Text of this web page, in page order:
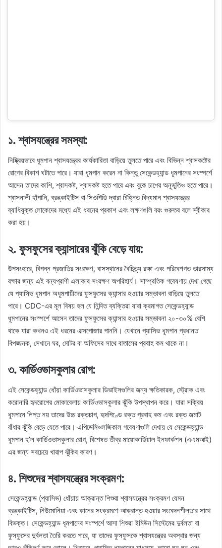
১. শ্বাসযন্ত্রের সমস্যা:
নিষ্ক্রিয়ভাবে ধূমপান শ্বাসযন্ত্রের কার্যকারিতা বাড়িয়ে তুলতে পারে এবং বিভিন্ন শ্বাসকষ্টের
রোগের বিকাশ ঘটাতে পারে। যারা ধূমপান করেন না কিন্তু সেকেন্ডহ্যান্ড ধূমপানের সংস্পর্শে
আসেন তাদের কাশি, শ্বাসকষ্ট, শ্বাসকষ্ট হতে পারে এবং বুকে চাপের অনুভূতিও হতে পারে।
শ্বাসনালী হাঁপানি, ব্রঙ্কাইটিস বা সিওপিডি দ্বারা চিহ্নিত বিদ্যমান শ্বাসযন্ত্রের
ব্যাধিযুক্ত লোকেদের মধ্যে এই ধরনের প্রকাশ এবং লক্ষণগুলি বরং গুরুতর বলে স্বীকার
করা হয়।
২. ফুসফুসের ক্যান্সারের ঝুঁকি বেড়ে যায়:
উপসংহারে, বিপন্ন প্রজাতির সংরক্ষণ, বাসস্থানের বৈচিত্র্য রক্ষা এবং পরিবেশগত ভারসাম্য
রক্ষার জন্য এই বন্যপ্রাণী এলাকার সংরক্ষণ অপরিহার্য। সাম্প্রতিক গবেষণায় দেখা গেছে
যে প্যাসিভ ধূমপান অধূমপায়ীদের ফুসফুসের ক্যান্সার হওয়ার সম্ভাবনা বাড়িয়ে তুলতে
পারে। CDC-এর মূল বিষয় হল যে নিন্দিত ব্যক্তিরা যারা ক্রমাগত সেকেন্ডহ্যান্ড
ধূমপানের সংস্পর্শে আসেন তাদের ফুসফুসের ক্যান্সার হওয়ার সম্ভাবনা ২০-৩০% বেশি
থাকে যারা কখনও এই ধরনের এক্সপোজার পাননি। যেখানে প্যাসিভ ধূমপান প্রধানত
বিপজ্জনক, সেখানে ঘর, মোটর বা অফিসের সাথে বাতাসের প্রবাহ কম থাকে না।
৩. কার্ডিওভাসকুলার রোগ:
এই সেকেন্ডহ্যান্ড ধোঁয়া কার্ডিওভাসকুলার ডিভাইসগুলির জন্য ক্ষতিকারক, স্ট্রোক এবং
করোনারি হৃদরোগের মোকাবেলায় কার্ডিওভাসকুলার ঝুঁকি উপস্থাপন করে। যারা সক্রিয়
ধূমপানে লিপ্ত নয় তাদের উচ্চ রক্তচাপ, হৃদপিণ্ডে রক্ত ​​প্রবাহ কম এবং রক্ত ​​জমাট
বাঁধার ঝুঁকি বেড়ে যেতে পারে। এপিডেমিওলজিকাল গবেষণাগুলি দেখায় যে সেকেন্ডহ্যান্ড
ধূমপান হ’ল কার্ডিওভাসকুলার রোগ, বিশেষত তীব্র মায়োকার্ডিয়াল ইনফার্কশন (এএমআই)
এর জন্য সবচেয়ে খারাপ ঝুঁকির কারণ।
৪. শিশুদের শ্বাসযন্ত্রের সংক্রমণ:
সেকেন্ডহ্যান্ড (প্যাসিভ) ধোঁয়ায় আক্রান্ত শিশুরা শ্বাসযন্ত্রের সংক্রমণ যেমন
ব্রঙ্কাইটিস, নিউমোনিয়া এবং কানের সংক্রমণে আক্রান্ত হওয়ার সংবেদনশীলতার সাথে
বিভক্ত। সেকেন্ডহ্যান্ড ধূমপানের সংস্পর্শে আসা শিশুরা ইমিউন সিস্টেমের দুর্বলতা বা
ফুসফুসের দুর্বলতা তৈরি করতে পারে, যা তাদের ফুসফুসকে শ্বাসযন্ত্রের অবস্থার জন্য